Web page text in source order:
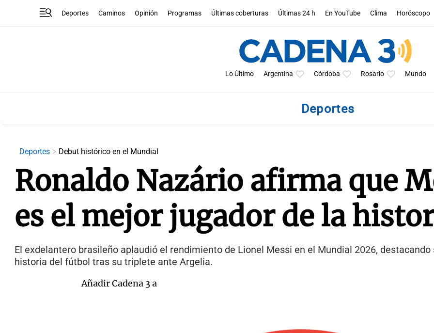
Deportes Caminos Opinión Programas Últimas coberturas Últimas 24 h En YouTube Clima Horóscopo
Lo Último Argentina Córdoba Rosario Mundo
Deportes
Deportes Debut histórico en el Mundial
Ronaldo Nazário afirma que
es el mejor jugador de la
El exdelantero brasileño aplaudió el rendimiento de Lionel Messi en el Mundial 2026, destacando
historia del fútbol tras su triplete ante Argelia.
Añadir Cadena 3 a